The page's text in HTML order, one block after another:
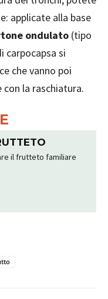
applicate alla base
ondulato (tipo
carpocapsa si
che vanno poi
la raschiatura.
il frutteto familiare